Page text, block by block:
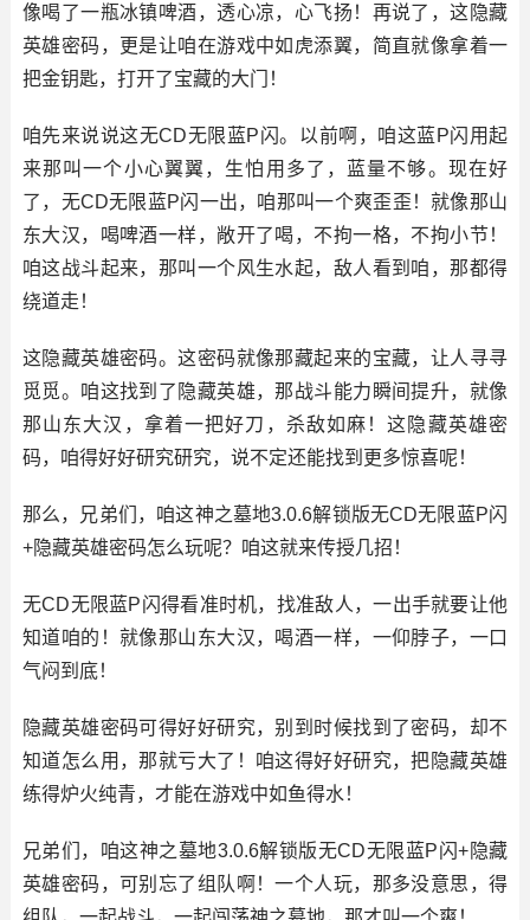
像喝了一瓶冰镇啤酒，透心凉，心飞扬！再说了，这隐藏
英雄密码，更是让咱在游戏中如虎添翼，简直就像拿着一
把金钥匙，打开了宝藏的大门！
咱先来说说这无CD无限蓝P闪。以前啊，咱这蓝P闪用起
来那叫一个小心翼翼，生怕用多了，蓝量不够。现在好
了，无CD无限蓝P闪一出，咱那叫一个爽歪歪！就像那山
东大汉，喝啤酒一样，敞开了喝，不拘一格，不拘小节！
咱这战斗起来，那叫一个风生水起，敌人看到咱，那都得
绕道走！
这隐藏英雄密码。这密码就像那藏起来的宝藏，让人寻寻
觅觅。咱这找到了隐藏英雄，那战斗能力瞬间提升，就像
那山东大汉，拿着一把好刀，杀敌如麻！这隐藏英雄密
码，咱得好好研究研究，说不定还能找到更多惊喜呢！
那么，兄弟们，咱这神之墓地3.0.6解锁版无CD无限蓝P闪
+隐藏英雄密码怎么玩呢？咱这就来传授几招！
无CD无限蓝P闪得看准时机，找准敌人，一出手就要让他
知道咱的！就像那山东大汉，喝酒一样，一仰脖子，一口
气闷到底！
隐藏英雄密码可得好好研究，别到时候找到了密码，却不
知道怎么用，那就亏大了！咱这得好好研究，把隐藏英雄
练得炉火纯青，才能在游戏中如鱼得水！
兄弟们，咱这神之墓地3.0.6解锁版无CD无限蓝P闪+隐藏
英雄密码，可别忘了组队啊！一个人玩，那多没意思，得